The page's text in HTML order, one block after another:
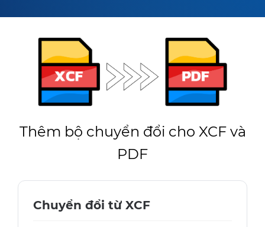
Thêm bộ chuyển đổi cho XCF và
PDF
Chuyển đổi từ XCF